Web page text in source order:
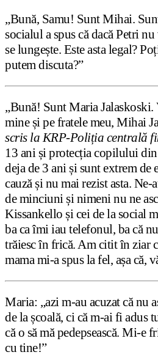
„Bună, Samu! Sunt Mihai.
socialul a spus că dacă Petri
se lungește. Este asta legal?
putem discuta?”
„Bună! Sunt Maria Jalaskoski.
mine și pe fratele meu, Mihai
scris la KRP-Poliția centrală
13 ani și protecția copilului din
deja de 3 ani și sunt extrem de
cauză și nu mai rezist asta. Ne-
de minciuni și nimeni nu ne
Kissankello și cei de la social
ba ca îmi iau telefonul, ba că
trăiesc în frică. Am citit în ziar
mama mi-a spus la fel, așa că,
Maria: „azi m-au acuzat că nu
de la școală, ci că m-ai fi adus
că o să mă pedepsească. Mi-e
cu tine!”